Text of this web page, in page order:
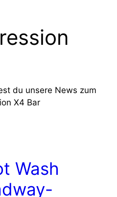
du unsere News zum
X4 Bar
Wash